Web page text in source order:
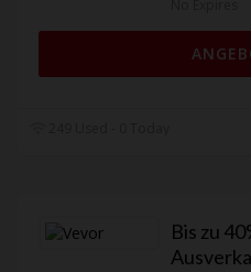
Bis zu